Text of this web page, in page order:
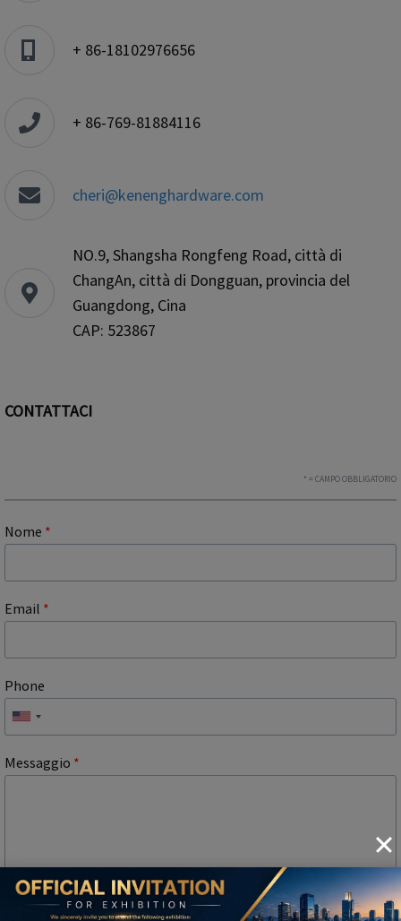
+ 86-18102976656
+ 86-769-81884116
cheri@kenenghardware.com
NO.9, Shangsha Rongfeng Road, città di
ChangAn, città di Dongguan, provincia del
Guangdong, Cina
CAP: 523867
CONTATTACI
* = CAMPO OBBLIGATORIO
Nome *
Email *
Phone
Messaggio *
File Upload